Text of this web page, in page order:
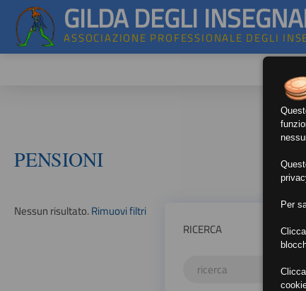
GILDA DEGLI
ASSOCIAZIONE PROFESSIONALE DEGLI
PENSIONI
Nessun risultato.Rimuovi filtri
RICERCA
Per